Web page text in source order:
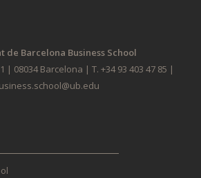
de Barcelona Business School
| 08034 Barcelona | T. +34 93 403 47 85 |